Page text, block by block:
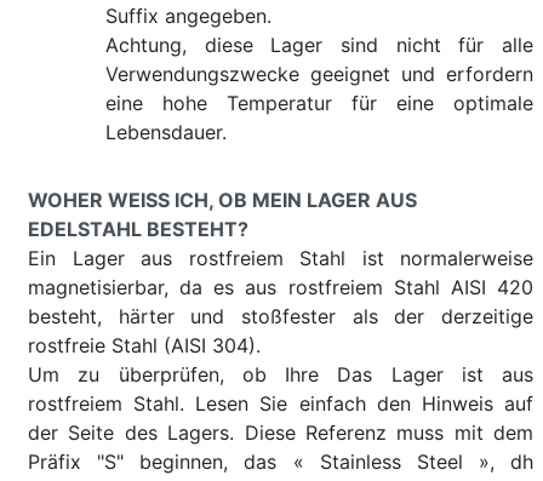
Suffix angegeben.
Achtung, diese Lager sind nicht für alle
Verwendungszwecke geeignet und erfordern
eine hohe Temperatur für eine optimale
Lebensdauer.
WOHER WEISS ICH, OB MEIN LAGER AUS E
DELSTAHL BESTEHT?
Ein Lager aus rostfreiem Stahl ist normalerweise
magnetisierbar, da es aus rostfreiem Stahl AISI 420
besteht, härter und stoßfester als der derzeitige
rostfreie Stahl (AISI 304).
Um zu überprüfen, ob Ihre Das Lager ist aus
rostfreiem Stahl. Lesen Sie einfach den Hinweis auf
der Seite des Lagers. Diese Referenz muss mit dem
Präfix "S" beginnen, das « Stainless Steel », dh